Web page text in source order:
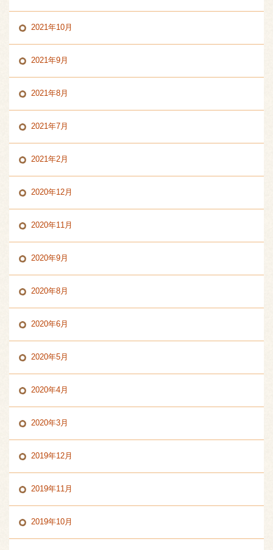
2021年10月
2021年9月
2021年8月
2021年7月
2021年2月
2020年12月
2020年11月
2020年9月
2020年8月
2020年6月
2020年5月
2020年4月
2020年3月
2019年12月
2019年11月
2019年10月